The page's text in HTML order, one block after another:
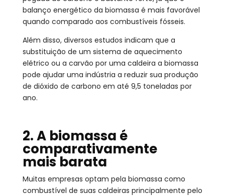
balanço energético da biomassa é mais favorável
quando comparado aos combustíveis fósseis.
Além disso, diversos estudos indicam que a
substituição de um sistema de aquecimento
elétrico ou a carvão por uma caldeira a biomassa
pode ajudar uma indústria a reduzir sua produção
de dióxido de carbono em até 9,5 toneladas por
ano.
2. A biomassa é
comparativamente
mais barata
Muitas empresas optam pela biomassa como
combustível de suas caldeiras principalmente pelo